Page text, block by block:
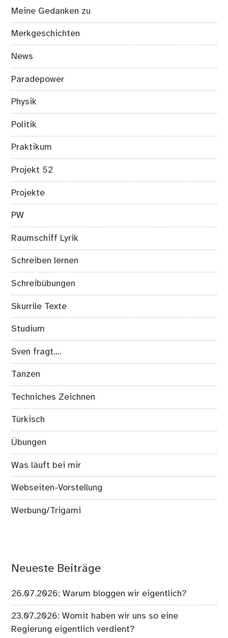
Meine Gedanken zu
Merkgeschichten
News
Paradepower
Physik
Politik
Praktikum
Projekt 52
Projekte
PW
Raumschiff Lyrik
Schreiben lernen
Schreibübungen
Skurrile Texte
Studium
Sven fragt….
Tanzen
Techniches Zeichnen
Türkisch
Übungen
Was läuft bei mir
Webseiten-Vorstellung
Werbung/Trigami
Neueste Beiträge
26.07.2026: Warum bloggen wir eigentlich?
23.07.2026: Womit haben wir uns so eine
Regierung eigentlich verdient?